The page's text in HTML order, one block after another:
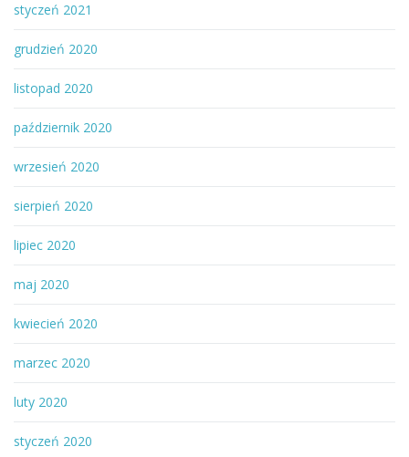
styczeń 2021
grudzień 2020
listopad 2020
październik 2020
wrzesień 2020
sierpień 2020
lipiec 2020
maj 2020
kwiecień 2020
marzec 2020
luty 2020
styczeń 2020